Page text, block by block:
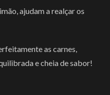
ajudam a realçar os
as carnes,
e cheia de sabor!